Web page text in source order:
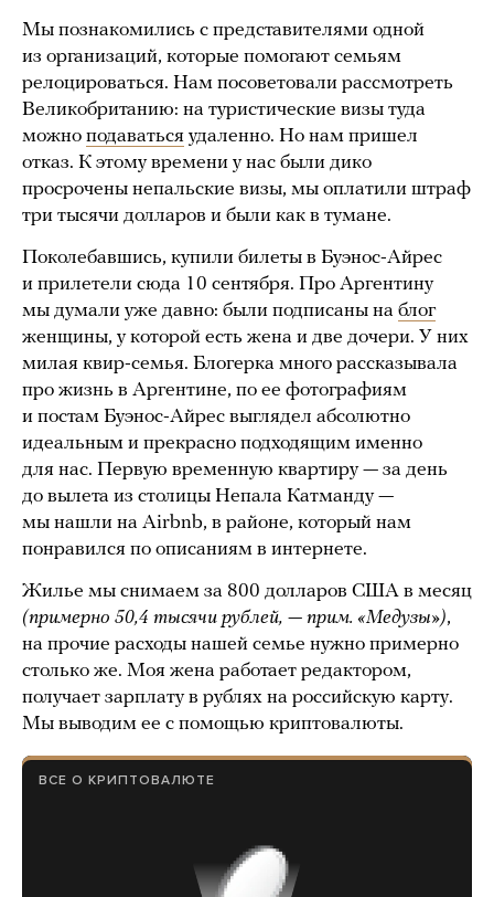
Мы познакомились с представителями одной
из организаций, которые помогают семьям
релоцироваться. Нам посоветовали рассмотреть
Великобританию: на туристические визы туда
можно подаваться удаленно. Но нам пришел
отказ. К этому времени у нас были дико
просрочены непальские визы, мы оплатили штраф
три тысячи долларов и были как в тумане.
Поколебавшись, купили билеты в Буэнос-Айрес
и прилетели сюда 10 сентября. Про Аргентину
мы думали уже давно: были подписаны на блог
женщины, у которой есть жена и две дочери. У них
милая квир-семья. Блогерка много рассказывала
про жизнь в Аргентине, по ее фотографиям
и постам Буэнос-Айрес выглядел абсолютно
идеальным и прекрасно подходящим именно
для нас. Первую временную квартиру — за день
до вылета из столицы Непала Катманду —
мы нашли на Airbnb, в районе, который нам
понравился по описаниям в интернете.
Жилье мы снимаем за 800 долларов США в месяц
(примерно 50,4 тысячи рублей, — прим. «Медузы»),
на прочие расходы нашей семье нужно примерно
столько же. Моя жена работает редактором,
получает зарплату в рублях на российскую карту.
Мы выводим ее с помощью криптовалюты.
ВСЕ О КРИПТОВАЛЮТЕ